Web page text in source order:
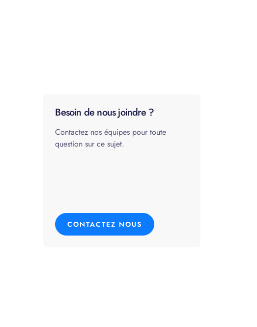
Besoin de nous joindre ?
Contactez nos équipes pour toute
question sur ce sujet.
CONTACTEZ NOUS